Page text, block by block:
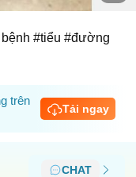
#tiểu #đường
trên
Tải ngay
CHAT